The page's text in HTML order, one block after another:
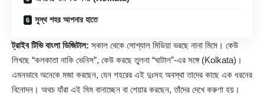
সুস্থ শহর আপনার হাতে
ট্রাইব টিভি বাংলা ডিজিটাল: সকাল থেকে সোশ্যাল মিডিয়া ভরছে নানা মিমে। কেউ
লিখছে “কলকাতা নাকি ভেনিস”, কেউ করছে তুলনা “ঘাটাল”-এর সঙ্গে (Kolkata)।
এমনভাবে অনেকে মজা করছেন, যেন শহরের এই দুঃসহ অবস্থা তাদের কাছে এক ধরনের
বিনোদন। অথচ যাঁরা এই মিম বানাচ্ছেন বা শেয়ার করছেন, তাঁদের দেখে করুণা হয়।